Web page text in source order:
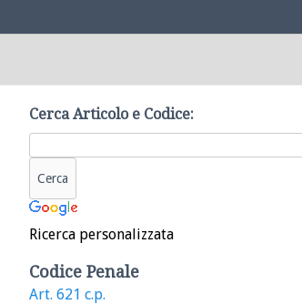
Cerca Articolo e Codice:
Ricerca personalizzata
Codice Penale
Art. 621 c.p.